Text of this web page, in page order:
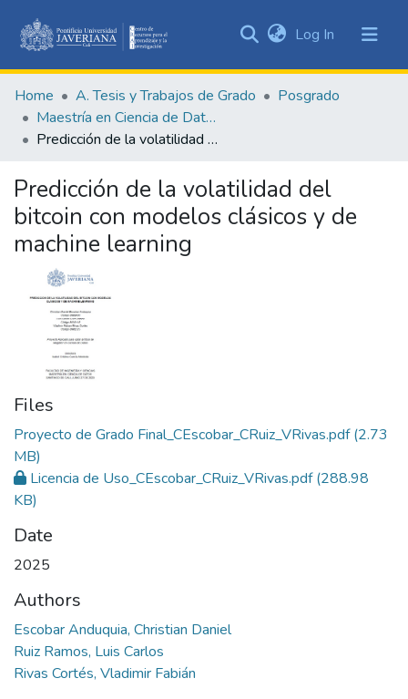
&
Collections
Statistics
Log In (current)
Home A. Tesis y Trabajos de Grado
Posgrado
Maestría en Ciencia de Datos
Predicción de la volatilidad del bitcoin con modelos clásicos y de machine learning
Predicción de la volatilidad del
bitcoin con modelos clásicos y de
machine learning
Files
Proyecto de Grado Final_CEscobar_CRuiz_VRivas.pdf(2.73
MB)
Licencia de Uso_CEscobar_CRuiz_VRivas.pdf(288.98
KB)
Date
2025
Authors
Escobar Anduquia, Christian Daniel
Ruiz Ramos, Luis Carlos
Rivas Cortés, Vladimir Fabián